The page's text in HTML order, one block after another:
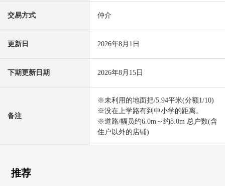
交易方式 仲介
更新日 2026年8月1日
下期更新日期 2026年8月15日
备注
※未利用的地面把/5.94平米(分额1/10)
※没在上学路有到中小学的距离。
※道路/幅员约6.0m～约8.0m 总户数(含
住户以外的店铺)
推荐